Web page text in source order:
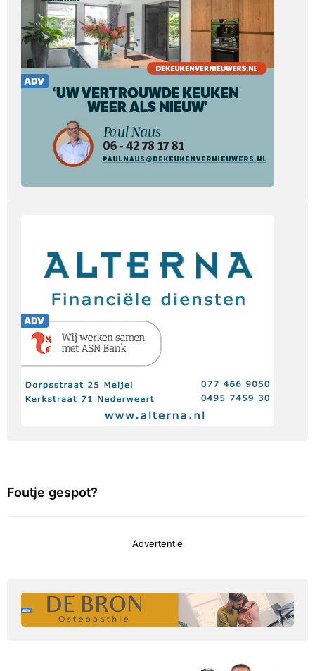
Foutje gespot?
Advertentie